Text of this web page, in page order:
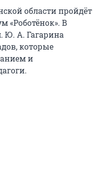
области пройдёт
«Роботёнок». В
Ю. А. Гагарина
которые
и